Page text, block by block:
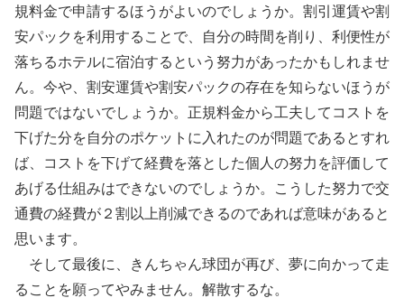
規料金で申請するほうがよいのでしょうか。割引運賃や割
安パックを利用することで、自分の時間を削り、利便性が
落ちるホテルに宿泊するという努力があったかもしれませ
ん。今や、割安運賃や割安パックの存在を知らないほうが
問題ではないでしょうか。正規料金から工夫してコストを
下げた分を自分のポケットに入れたのが問題であるとすれ
ば、コストを下げて経費を落とした個人の努力を評価して
あげる仕組みはできないのでしょうか。こうした努力で交
通費の経費が２割以上削減できるのであれば意味があると
思います。
そして最後に、きんちゃん球団が再び、夢に向かって走
ることを願ってやみません。解散するな。